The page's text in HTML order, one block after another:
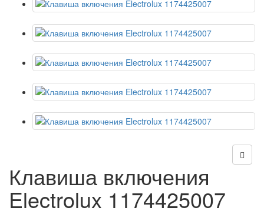
Клавиша включения
Electrolux 1174425007